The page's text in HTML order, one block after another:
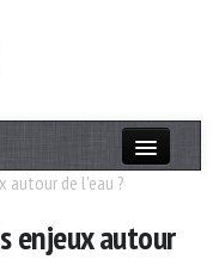
autour de l'eau ?
enjeux autour